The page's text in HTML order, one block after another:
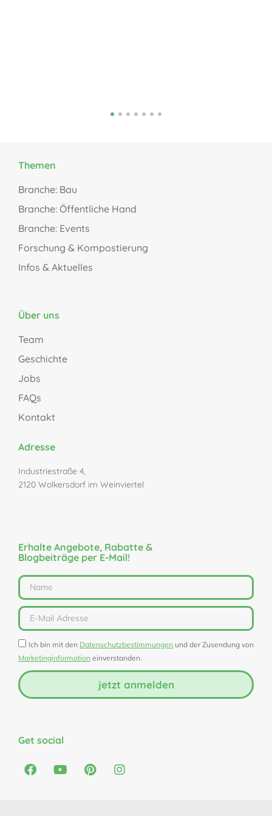
Themen
Branche: Bau
Branche: Öffentliche Hand
Branche: Events
Forschung & Kompostierung
Infos & Aktuelles
Über uns
Team
Geschichte
Jobs
FAQs
Kontakt
Adresse
Industriestraße 4,
2120 Wolkersdorf im Weinviertel
Erhalte Angebote, Rabatte &
Blogbeiträge per E-Mail!
Ich bin mit den Datenschutzbestimmungen und der Zusendung von
Marketinginformation einverstanden.
jetzt anmelden
Get social